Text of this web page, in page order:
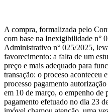
A compra, formalizada pelo
com base na Inexigibilidade n°
Administrativo n° 025/2025,
favorecimento: a falta de um
preço e mais adequado para
transação: o proceso aconteceu
processo pagamento
em 10 de março, o empenho de
pagamento efetuado no dia 23